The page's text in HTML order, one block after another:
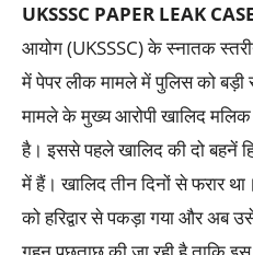
UKSSSC PAPER LEAK
आयोग (UKSSSC) के स्नातक स्तरीय
में पेपर लीक मामले में पुलिस को
मामले के मुख्य आरोपी खालिद मलिक
है। इससे पहले खालिद की दो बहनें
में हैं। खालिद तीन दिनों से फरार
को हरिद्वार से पकड़ा गया और अब